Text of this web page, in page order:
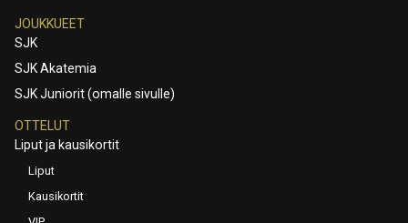
JOUKKUEET
SJK
SJK Akatemia
SJK Juniorit (omalle sivulle)
OTTELUT
Liput ja kausikortit
Liput
Kausikortit